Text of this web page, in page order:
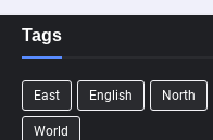
Tags
East English North
World